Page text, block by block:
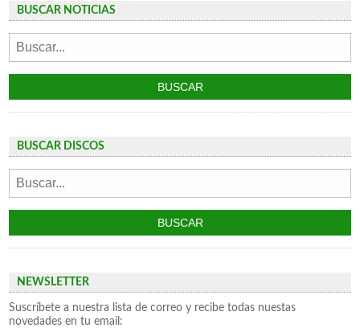
BUSCAR NOTICIAS
BUSCAR DISCOS
NEWSLETTER
Suscríbete a nuestra lista de correo y recibe todas nuestas
novedades en tu email: